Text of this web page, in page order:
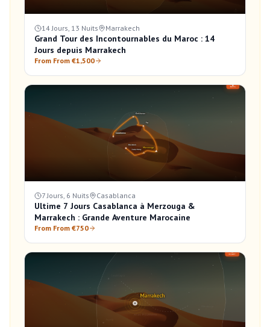
14 Jours, 13 Nuits Marrakech
Grand Tour des Incontournables du Maroc : 14
Jours depuis Marrakech
From From €1,500
7 Jours, 6 Nuits Casablanca
Ultime 7 Jours Casablanca à Merzouga &
Marrakech : Grande Aventure Marocaine
From From €750